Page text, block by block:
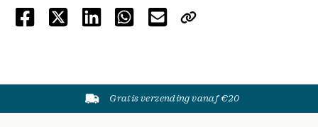
Gratis verzending vanaf €20